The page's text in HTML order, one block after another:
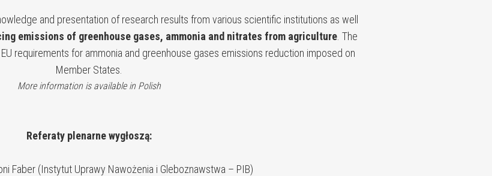
and presentation of research results from various scientific institutions as well
emissions of greenhouse gases, ammonia and nitrates from agriculture . The
requirements for ammonia and greenhouse gases emissions reduction imposed on
Member States.
More information is available in Polish
Referaty plenarne wygłoszą:
Faber (Instytut Uprawy Nawożenia i Gleboznawstwa – PIB)